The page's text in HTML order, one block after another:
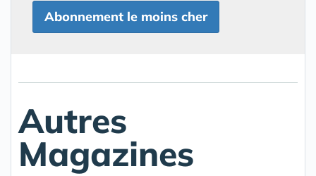
Abonnement le moins cher
Autres
Magazines